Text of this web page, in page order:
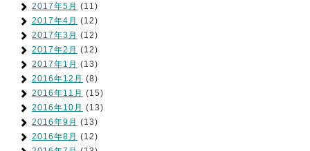
2017年5月 (11)
2017年4月 (12)
2017年3月 (12)
2017年2月 (12)
2017年1月 (13)
2016年12月 (8)
2016年11月 (15)
2016年10月 (13)
2016年9月 (13)
2016年8月 (12)